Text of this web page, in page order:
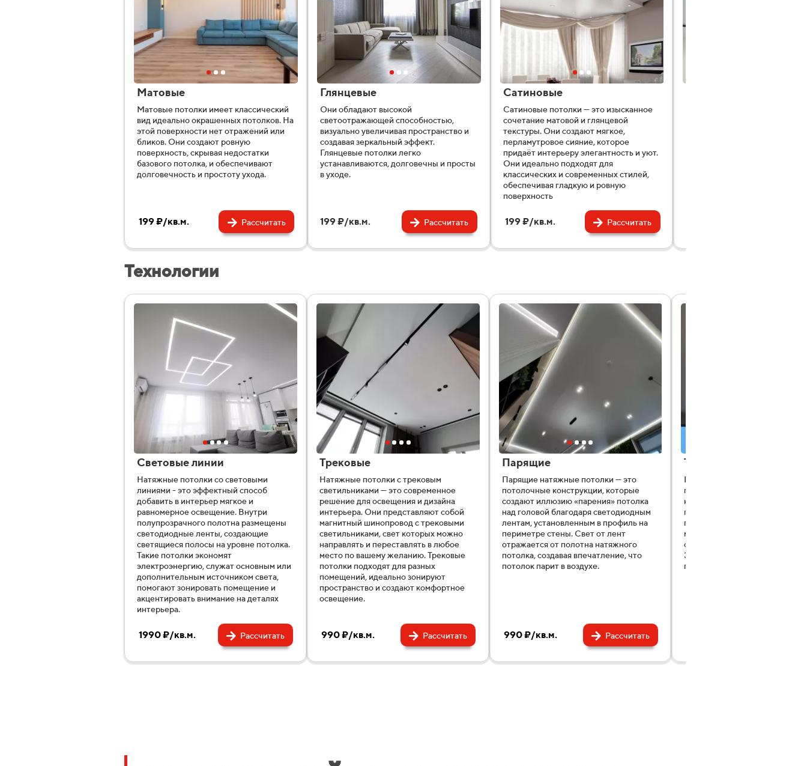
Матовые
Матовые потолки имеет классический
вид идеально окрашенных потолков. На
этой поверхности нет отражений или
бликов. Они создают ровную
поверхность, скрывая недостатки
базового потолка, и обеспечивают
долговечность и простоту ухода.
199 ₽/кв.м. Рассчитать
Глянцевые
Они обладают высокой
светоотражающей способностью,
визуально увеличивая пространство и
создавая зеркальный эффект.
Глянцевые потолки легко
устанавливаются, долговечны и просты
в уходе.
199 ₽/кв.м. Рассчитать
Сатиновые
Сатиновые потолки — это изысканное
сочетание матовой и глянцевой
текстуры. Они создают мягкое,
перламутровое сияние, которое
придаёт интерьеру элегантность и уют.
Они идеально подходят для
классических и современных стилей,
обеспечивая гладкую и ровную
поверхность
199 ₽/кв.м. Рассчитать
Технологии
Световые линии
Натяжные потолки со световыми
линиями - это эффектный способ
добавить в интерьер мягкое и
равномерное освещение. Внутри
полупрозрачного полотна размещены
светодиодные ленты, создающие
светящиеся полосы на уровне потолка.
Такие потолки экономят
электроэнергию, служат основным или
дополнительным источником света,
помогают зонировать помещение и
акцентировать внимание на деталях
интерьера.
1990 ₽/кв.м. Рассчитать
Трековые
Натяжные потолки с трековым
светильниками — это современное
решение для освещения и дизайна
интерьера. Они представляют собой
магнитный шинопровод с трековыми
светильниками, свет которых можно
направлять и переставлять в любое
место по вашему желанию. Трековые
потолки подходят для разных
помещений, идеально зонируют
пространство и создают комфортное
освещение.
990 ₽/кв.м. Рассчитать
Парящие
Парящие натяжные потолки — это
потолочные конструкции, которые
создают иллюзию «парения» потолка
над головой благодаря светодиодным
лентам, установленным в профиль на
периметре стены. Свет от лент
отражается от полотна натяжного
потолка, создавая впечатление, что
потолок парит в воздухе.
990 ₽/кв.м. Рассчитать
Теневые
Натяжные потолки с теневым
профилем образуют чёткий
кант шириной 6 мм по всему
помещения. Не требуют
периметра вставкой. Прочная
металлическая конструкция
обеспечивает равномерную
Это современный способ
помещения.